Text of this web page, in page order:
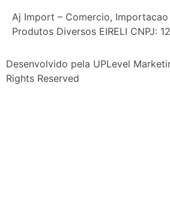
Aj Import – Comercio,
Produtos Diversos EIRELI CNPJ:
Desenvolvido pela UPLevel
Rights Reserved